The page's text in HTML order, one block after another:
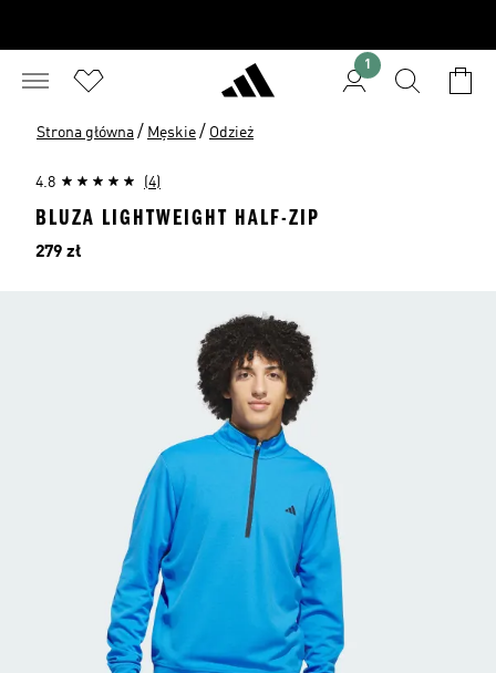
1
Strona główna / Męskie / Odzież
4.8 (4)
BLUZA LIGHTWEIGHT HALF-ZIP
Cena
279 zł